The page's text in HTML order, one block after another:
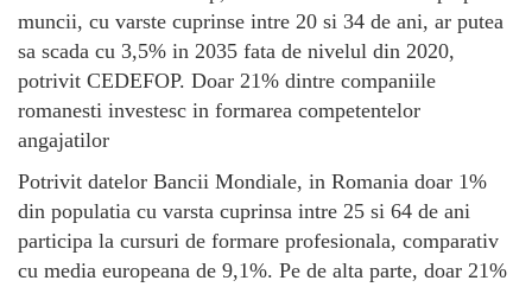
muncii, cu varste cuprinse intre 20 si 34 de ani, ar putea
sa scada cu 3,5% in 2035 fata de nivelul din 2020,
potrivit CEDEFOP. Doar 21% dintre companiile
romanesti investesc in formarea competentelor
angajatilor
Potrivit datelor Bancii Mondiale, in Romania doar 1%
din populatia cu varsta cuprinsa intre 25 si 64 de ani
participa la cursuri de formare profesionala, comparativ
cu media europeana de 9,1%. Pe de alta parte, doar 21%